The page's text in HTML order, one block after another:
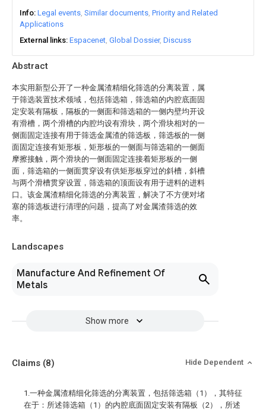
Abstract
本实用新型公开了一种金属渣精细化筛选的分离装置，属
于筛选装置技术领域，包括筛选箱，筛选箱的内腔底面固
定安装有隔板，隔板的一侧面和筛选箱的一侧内壁均开设
有滑槽，两个滑槽的内腔均设有滑块，两个滑块相对的一
侧面固定连接有用于筛选金属渣的筛选板，筛选板的一侧
面固定连接有矩形板，矩形板的一侧面与筛选箱的一侧面
摩擦接触，两个滑块的一侧面固定连接着矩形板的一侧
面，筛选箱的一侧面贯穿设有供矩形板穿过的斜槽，斜槽
与两个滑槽贯穿设置，筛选箱的顶面设有用于进料的进料
口。该金属渣精细化筛选的分离装置，解决了不方便对堵
塞的筛选板进行清理的问题，提高了对金属渣筛选的效
率。
Landscapes
Manufacture And Refinement Of
Metals
Show more
Info Legal events Similar documents Priority and Related
Applications
External links Espacenet Global Dossier Discuss
Claims (8) Hide Dependent
1.一种金属渣精细化筛选的分离装置，包括筛选箱（1），其特征
在于：所述筛选箱（1）的内腔底面固定安装有隔板（2），所述